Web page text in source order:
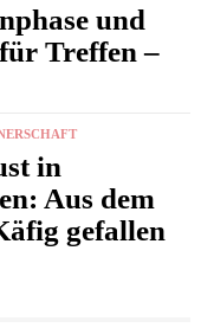
und
Treffen –
in
Aus dem
gefallen